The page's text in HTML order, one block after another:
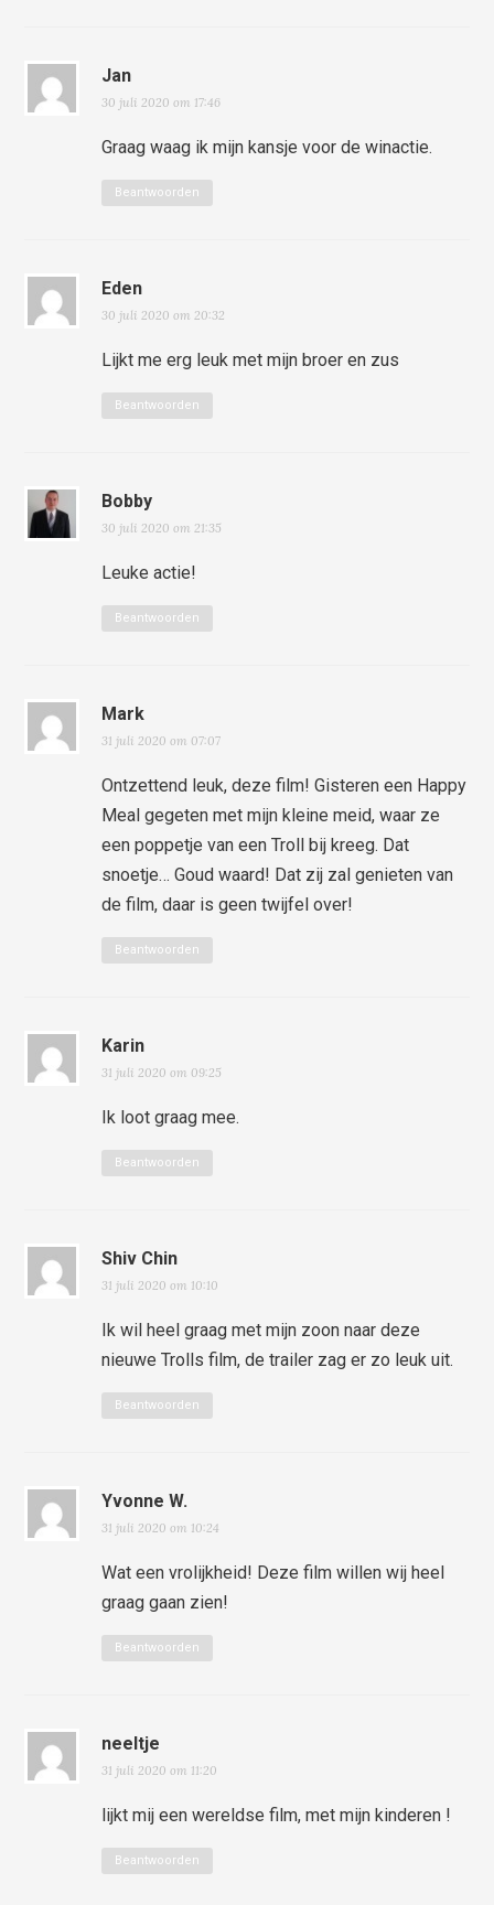
Jan
30 juli 2020 om 17:46
Graag waag ik mijn kansje voor de winactie.
Beantwoorden
Eden
30 juli 2020 om 20:32
Lijkt me erg leuk met mijn broer en zus
Beantwoorden
Bobby
30 juli 2020 om 21:35
Leuke actie!
Beantwoorden
Mark
31 juli 2020 om 07:07
Ontzettend leuk, deze film! Gisteren een Happy
Meal gegeten met mijn kleine meid, waar ze
een poppetje van een Troll bij kreeg. Dat
snoetje… Goud waard! Dat zij zal genieten van
de film, daar is geen twijfel over!
Beantwoorden
Karin
31 juli 2020 om 09:25
Ik loot graag mee.
Beantwoorden
Shiv Chin
31 juli 2020 om 10:10
Ik wil heel graag met mijn zoon naar deze
nieuwe Trolls film, de trailer zag er zo leuk uit.
Beantwoorden
Yvonne W.
31 juli 2020 om 10:24
Wat een vrolijkheid! Deze film willen wij heel
graag gaan zien!
Beantwoorden
neeltje
31 juli 2020 om 11:20
lijkt mij een wereldse film, met mijn kinderen !
Beantwoorden